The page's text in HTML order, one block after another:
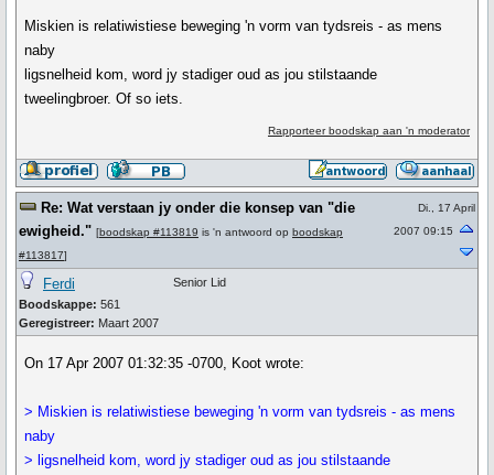
Miskien is relatiwistiese beweging 'n vorm van tydsreis - as mens
naby
ligsnelheid kom, word jy stadiger oud as jou stilstaande
tweelingbroer. Of so iets.
Rapporteer boodskap aan 'n moderator
Re: Wat verstaan jy onder die konsep van "die
ewigheid." [boodskap #113819 is 'n antwoord op boodskap
#113817]
Di., 17 April
2007 09:15
Ferdi
Boodskappe: 561
Geregistreer: Maart 2007
Senior Lid
On 17 Apr 2007 01:32:35 -0700, Koot wrote:
> Miskien is relatiwistiese beweging 'n vorm van tydsreis - as mens
naby
> ligsnelheid kom, word jy stadiger oud as jou stilstaande